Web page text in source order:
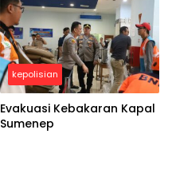
kepolisian
Evakuasi Kebakaran Kapal
Sumenep